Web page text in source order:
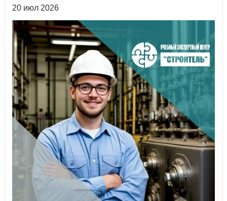
20 июл 2026